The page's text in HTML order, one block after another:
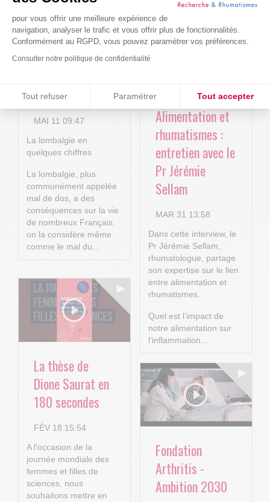
pour vous offrir une meilleure expérience de
navigation, analyser le trafic et vous offrir plus de fonctionnalités.
Conformément au RGPD, vous pouvez paramétrer vos préférences.
Consulter notre politique de confidentialité
Tout refuser Paramétrer Tout accepter
Axeptio consent
Plateforme de Gestion du Consentement : Personnalisez vos
Notre plateforme vous permet d'adapter et de gérer vos
nouvelles
technologies
numériques au
service de la
chronique !
MAI 11 09:47
La lombalgie en
quelques chiffres
La lombalgie, plus
communément appelée
mal de dos, a des
conséquences sur la vie
de nombreux Français,
on la considère même
comme le mal du...
Alimentation et
rhumatismes :
entretien avec le
Pr Jérémie
Sellam
MAR 31 13:58
Dans cette interview, le
Pr Jérémie Sellam,
rhumatologue, partage
son expertise sur le lien
entre alimentation et
rhumatismes.
Quel est l’impact de
notre alimentation sur
l’inflammation...
La thèse de
Dione Saurat en
180 secondes
FÉV 18 15:54
A l'occasion de la
journée mondiale des
femmes et filles de
sciences, nous
souhaitons mettre en
Fondation
Arthritis -
Ambition 2030